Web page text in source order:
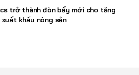
trở thành đòn bẩy mới cho tăng
khẩu nông sản